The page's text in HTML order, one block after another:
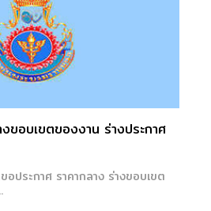
งขอบเขตของงาน ร่างประกาศ
ประกาศ ราคากลาง ร่างขอบเขต